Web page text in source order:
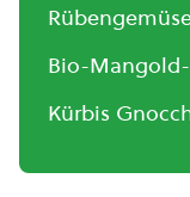
Bio-
Kürbis